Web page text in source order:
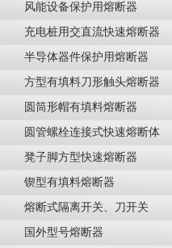
风能设备保护用熔断器
充电桩用交直流快速熔断器
半导体器件保护用熔断器
方型有填料刀形触头熔断器
圆筒形帽有填料熔断器
圆管螺栓连接式快速熔断体
凳子脚方型快速熔断器
锲型有填料熔断器
熔断式隔离开关、刀开关
国外型号熔断器